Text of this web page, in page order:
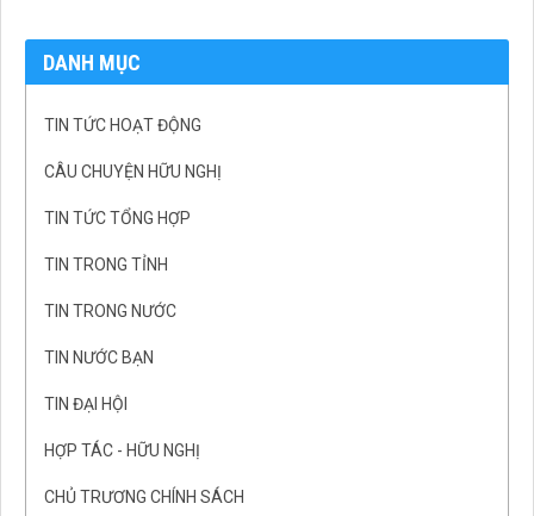
DANH MỤC
TIN TỨC HOẠT ĐỘNG
CÂU CHUYỆN HỮU NGHỊ
TIN TỨC TỔNG HỢP
TIN TRONG TỈNH
TIN TRONG NƯỚC
TIN NƯỚC BẠN
TIN ĐẠI HỘI
HỢP TÁC - HỮU NGHỊ
CHỦ TRƯƠNG CHÍNH SÁCH